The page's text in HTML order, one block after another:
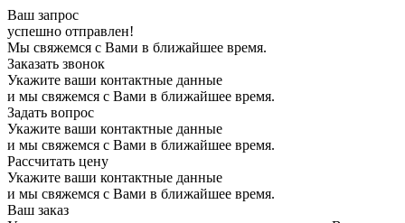
Ваш запрос
успешно отправлен!
Мы свяжемся с Вами в ближайшее время.
Заказать звонок
Укажите ваши контактные данные
и мы свяжемся с Вами в ближайшее время.
Задать вопрос
Укажите ваши контактные данные
и мы свяжемся с Вами в ближайшее время.
Рассчитать цену
Укажите ваши контактные данные
и мы свяжемся с Вами в ближайшее время.
Ваш заказ